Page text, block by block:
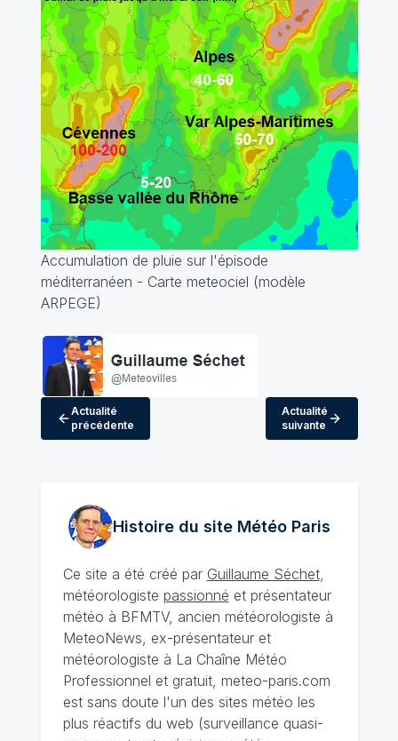
Accumulation de pluie sur l'épisode
méditerranéen - Carte meteociel (modèle
ARPEGE)
Actualité
précédente
Actualité
suivante
Histoire du site MétéoParis
Ce site a été créé par Guillaume Séchet,
météorologiste passionné et présentateur
météo à BFMTV, ancien météorologiste à
MeteoNews, ex-présentateur et
météorologiste à La Chaîne Météo
Professionnel et gratuit, meteo-paris.com
est sans doute l'un des sites météo les
plus réactifs du web (surveillance quasi-